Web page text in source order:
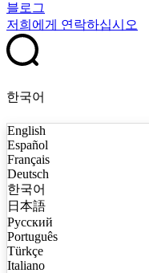
블로그
저희에게 연락하십시오
한국어
English
Español
Français
Deutsch
한국어
日本語
Русский
Português
Türkçe
Italiano